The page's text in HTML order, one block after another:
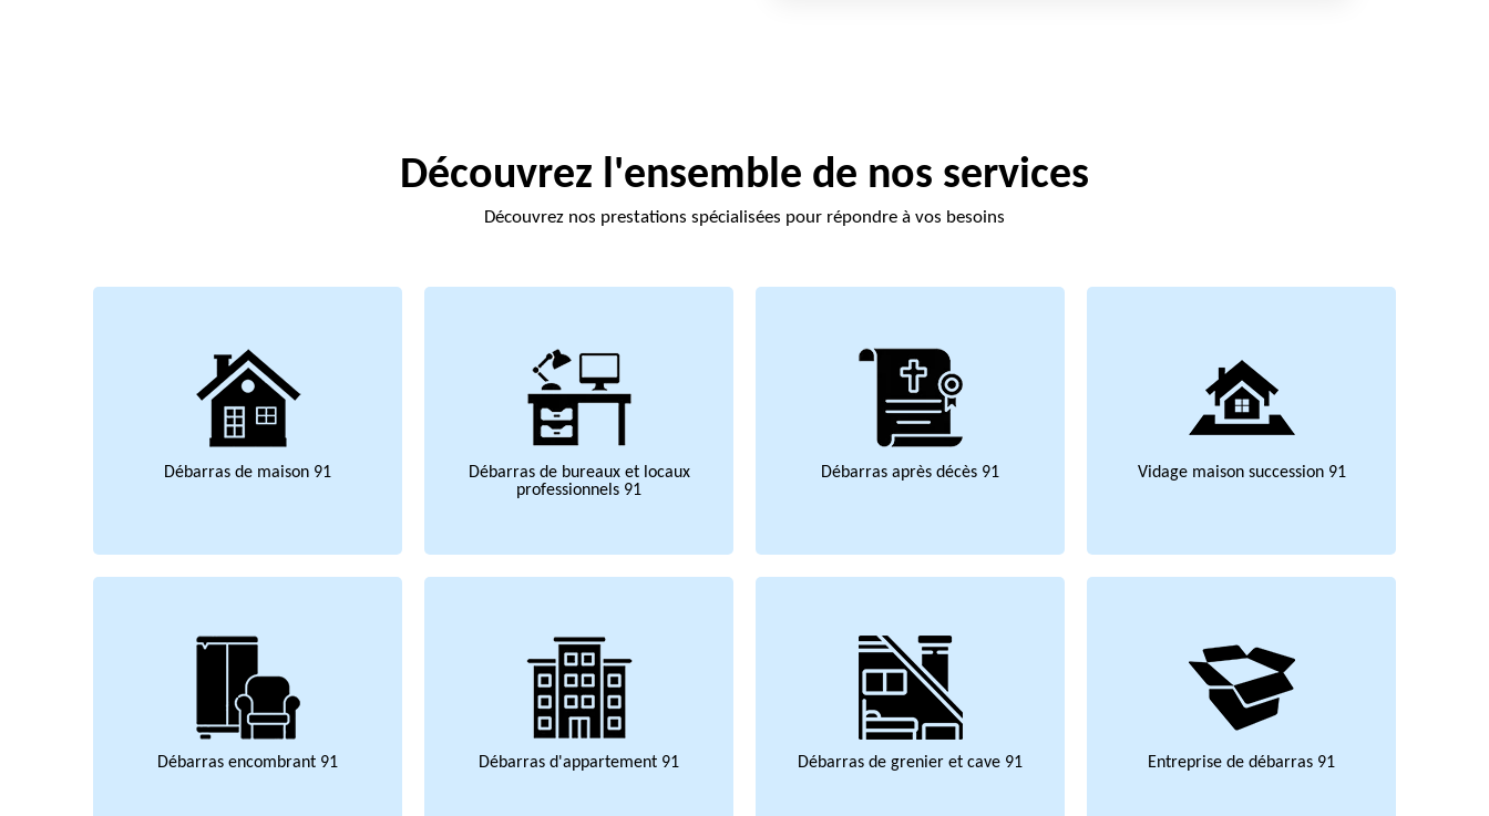
Découvrez l'ensemble de nos services
Découvrez nos prestations spécialisées pour répondre à vos besoins
Débarras de maison 91
Débarras de bureaux et locaux
professionnels 91
Débarras après décès 91 Vidage maison succession 91
Débarras encombrant 91 Débarras d'appartement 91 Débarras de grenier et cave 91 Entreprise de débarras 91